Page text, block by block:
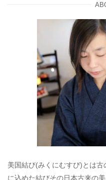
美国結び(みくにむすび)とは
に込めた結びその日本古来の